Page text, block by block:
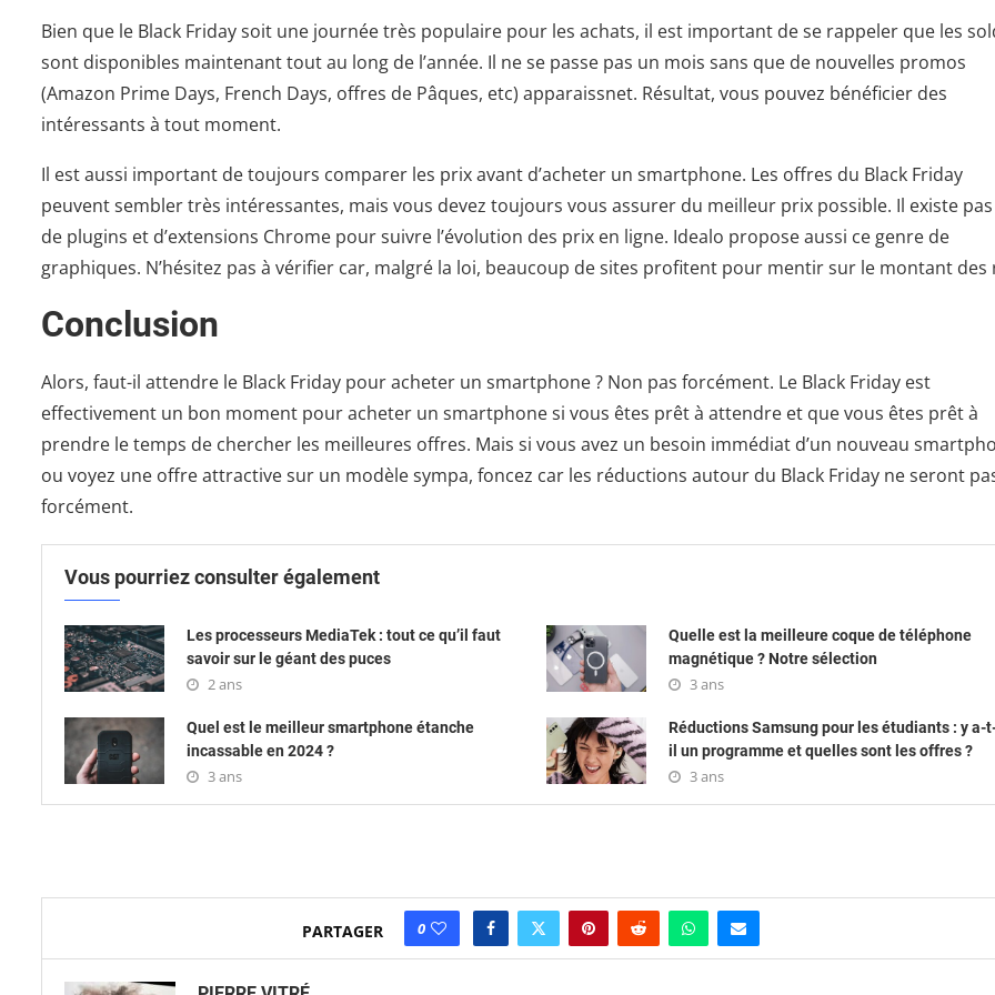
Bien que le Black Friday soit une journée très populaire pour les achats, il est important de se rappeler que les
sont disponibles maintenant tout au long de l’année. Il ne se passe pas un mois sans que de nouvelles promos
(Amazon Prime Days, French Days, offres de Pâques, etc) apparaissnet. Résultat, vous pouvez bénéficier des
intéressants à tout moment.
Il est aussi important de toujours comparer les prix avant d’acheter un smartphone. Les offres du Black Friday
peuvent sembler très intéressantes, mais vous devez toujours vous assurer du meilleur prix possible. Il existe
de plugins et d’extensions Chrome pour suivre l’évolution des prix en ligne. Idealo propose aussi ce genre de
graphiques. N’hésitez pas à vérifier car, malgré la loi, beaucoup de sites profitent pour mentir sur le montant des
Conclusion
Alors, faut-il attendre le Black Friday pour acheter un smartphone ? Non pas forcément. Le Black Friday est
effectivement un bon moment pour acheter un smartphone si vous êtes prêt à attendre et que vous êtes prêt à
prendre le temps de chercher les meilleures offres. Mais si vous avez un besoin immédiat d’un nouveau
ou voyez une offre attractive sur un modèle sympa, foncez car les réductions autour du Black Friday ne seront
forcément.
Vous pourriez consulter également
Les processeurs MediaTek : tout ce qu’il faut
savoir sur le géant des puces
2 ans
Quelle est la meilleure coque de téléphone
magnétique ? Notre sélection
3 ans
Quel est le meilleur smartphone étanche
incassable en 2024 ?
3 ans
Réductions Samsung pour les étudiants : y a-
il un programme et quelles sont les offres ?
3 ans
PARTAGER 0